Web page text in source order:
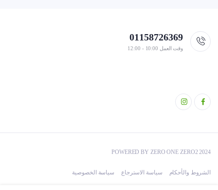
01158726369
وقت العمل 10:00 - 12:00
POWERED BY ZERO ONE ZERO2 2024
الشروط والأحكام سياسة الاسترجاع سياسة الخصوصية